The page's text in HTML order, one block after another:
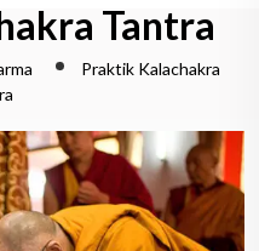
Tantra
Praktik Kalachakra